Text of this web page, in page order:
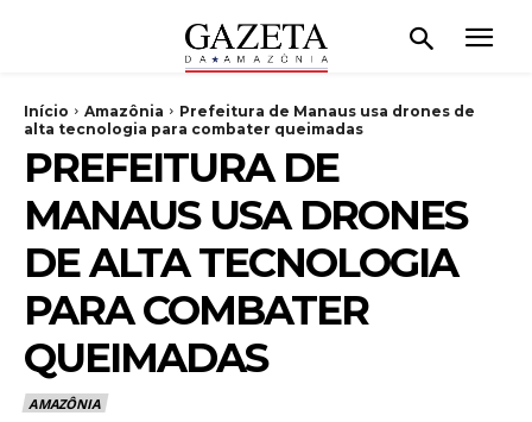
Início Amazônia
Prefeitura de Manaus usa drones de
alta tecnologia para combater queimadas
PREFEITURA DE
MANAUS USA DRONES
DE ALTA TECNOLOGIA
PARA COMBATER
QUEIMADAS
AMAZÔNIA